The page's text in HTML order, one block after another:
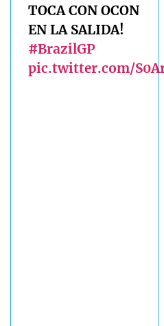
TOCA CON OCON
EN LA SALIDA!
#BrazilGP
pic.twitter.com/